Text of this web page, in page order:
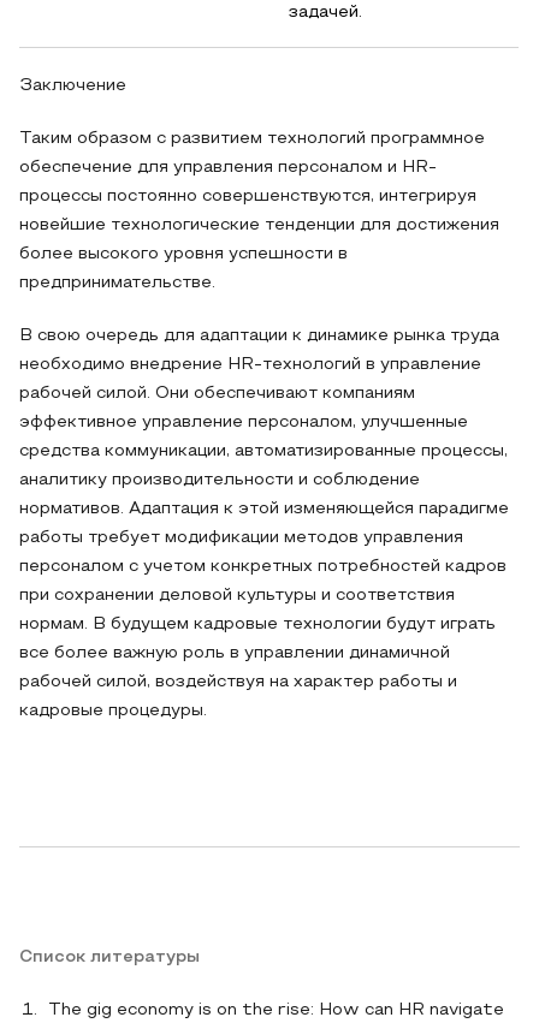
задачей.
Заключение
Таким образом с развитием технологий программное
обеспечение для управления персоналом и HR-
процессы постоянно совершенствуются, интегрируя
новейшие технологические тенденции для достижения
более высокого уровня успешности в
предпринимательстве.
В свою очередь для адаптации к динамике рынка труда
необходимо внедрение HR-технологий в управление
рабочей силой. Они обеспечивают компаниям
эффективное управление персоналом, улучшенные
средства коммуникации, автоматизированные процессы,
аналитику производительности и соблюдение
нормативов. Адаптация к этой изменяющейся парадигме
работы требует модификации методов управления
персоналом с учетом конкретных потребностей кадров
при сохранении деловой культуры и соответствия
нормам. В будущем кадровые технологии будут играть
все более важную роль в управлении динамичной
рабочей силой, воздействуя на характер работы и
кадровые процедуры.
Список литературы
The gig economy is on the rise: How can HR navigate